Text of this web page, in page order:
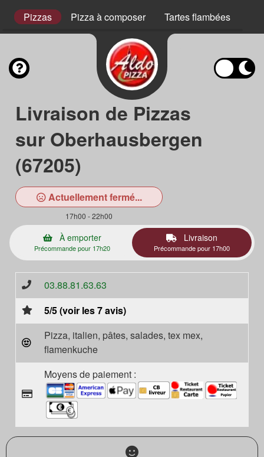
Pizzas Pizza à composer Tartes flambées
Livraison de Pizzas
sur Oberhausbergen
(67205)
Actuellement fermé...
17h00 - 22h00
À emporter
Précommande pour 17h20
Livraison
Précommande pour 17h00
03.88.81.63.63
5/5 (voir les 7 avis)
Pizza, italien, pâtes, salades, tex mex,
flamenkuche
Moyens de paiement :